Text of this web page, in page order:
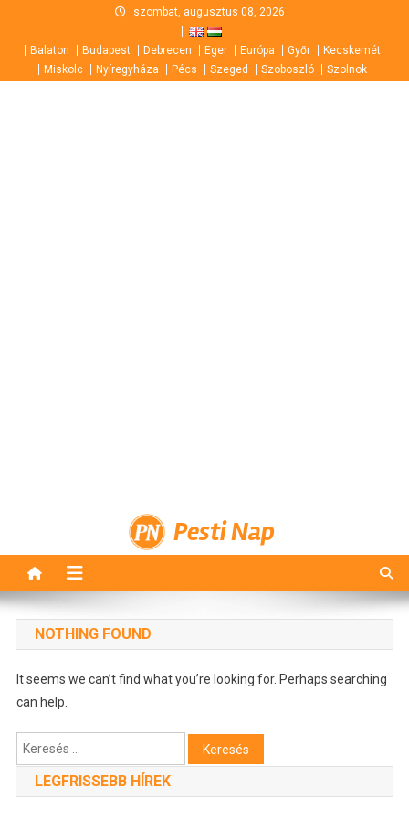
content
szombat, augusztus 08, 2026
Balaton Budapest Debrecen Eger Európa Győr
Kecskemét
Miskolc
Nyíregyháza Pécs Szeged Szoboszló Szolnok
Pesti Nap
NOTHING FOUND
It seems we can’t find what you’re looking for. Perhaps searching
can help.
Keresés:
LEGFRISSEBB HÍREK